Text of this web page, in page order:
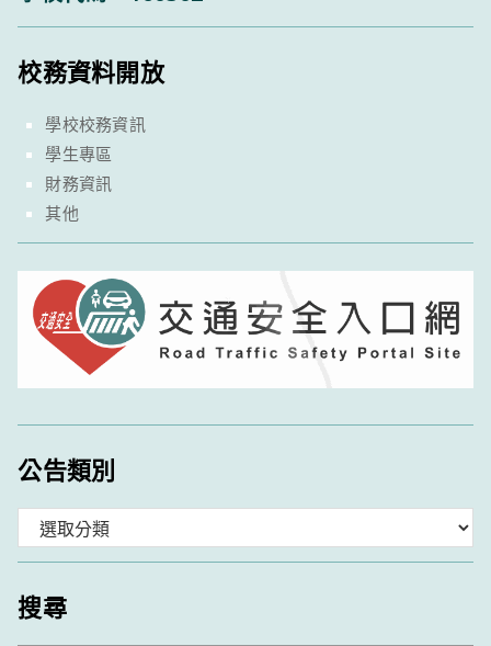
校務資料開放
學校校務資訊
學生專區
財務資訊
其他
公告類別
類
搜尋